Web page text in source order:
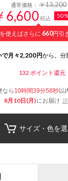
通常価格：￥13,200
6,600税込
使えばさらに 660円引
で月々2,200円から。分
132 ポイント還元
なら 10時間39分57秒以
8月10日(月)にお届け
サイズ・色を